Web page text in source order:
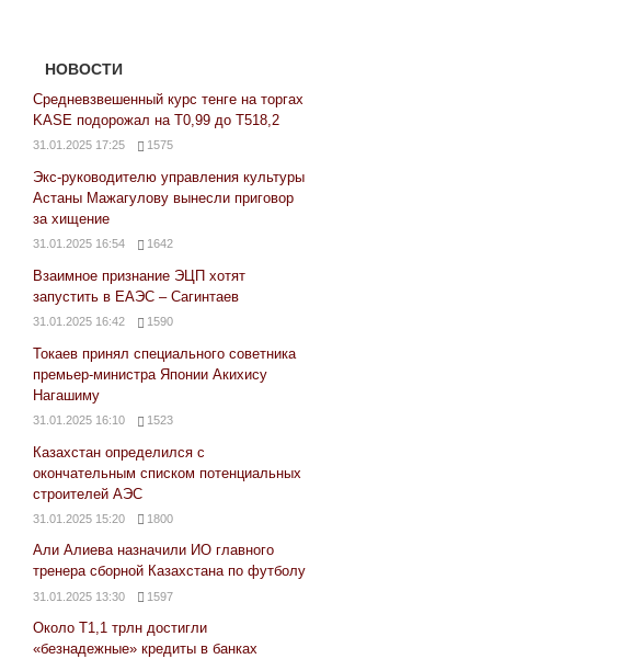
НОВОСТИ
Средневзвешенный курс тенге на торгах
KASE подорожал на Т0,99 до Т518,2
31.01.2025 17:25 1575
Экс-руководителю управления культуры
Астаны Мажагулову вынесли приговор
за хищение
31.01.2025 16:54 1642
Взаимное признание ЭЦП хотят
запустить в ЕАЭС – Сагинтаев
31.01.2025 16:42 1590
Токаев принял специального советника
премьер-министра Японии Акихису
Нагашиму
31.01.2025 16:10 1523
Казахстан определился с
окончательным списком потенциальных
строителей АЭС
31.01.2025 15:20 1800
Али Алиева назначили ИО главного
тренера сборной Казахстана по футболу
31.01.2025 13:30 1597
Около Т1,1 трлн достигли
«безнадежные» кредиты в банках